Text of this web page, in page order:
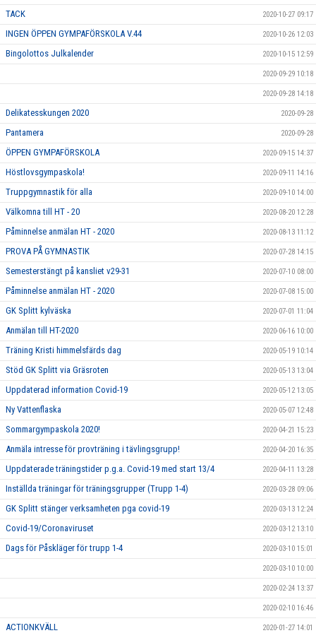
TACK 2020-10-27 09:17
INGEN ÖPPEN GYMPAFÖRSKOLA V.44 2020-10-26 12:03
Bingolottos Julkalender 2020-10-15 12:59
2020-09-29 10:18
2020-09-28 14:18
Delikatesskungen 2020 2020-09-28
Pantamera 2020-09-28
ÖPPEN GYMPAFÖRSKOLA 2020-09-15 14:37
Höstlovsgympaskola! 2020-09-11 14:16
Truppgymnastik för alla 2020-09-10 14:00
Välkomna till HT - 20 2020-08-20 12:28
Påminnelse anmälan HT - 2020 2020-08-13 11:12
PROVA PÅ GYMNASTIK 2020-07-28 14:15
Semesterstängt på kansliet v29-31 2020-07-10 08:00
Påminnelse anmälan HT - 2020 2020-07-08 15:00
GK Splitt kylväska 2020-07-01 11:04
Anmälan till HT-2020 2020-06-16 10:00
Träning Kristi himmelsfärds dag 2020-05-19 10:14
Stöd GK Splitt via Gräsroten 2020-05-13 13:04
Uppdaterad information Covid-19 2020-05-12 13:05
Ny Vattenflaska 2020-05-07 12:48
Sommargympaskola 2020! 2020-04-21 15:23
Anmäla intresse för provträning i tävlingsgrupp! 2020-04-20 16:35
Uppdaterade träningstider p.g.a. Covid-19 med start 13/4 2020-04-11 13:28
Inställda träningar för träningsgrupper (Trupp 1-4) 2020-03-28 09:06
GK Splitt stänger verksamheten pga covid-19 2020-03-13 12:24
Covid-19/Coronaviruset 2020-03-12 13:10
Dags för Påskläger för trupp 1-4 2020-03-10 15:01
2020-03-10 10:00
2020-02-24 13:37
2020-02-10 16:46
ACTIONKVÄLL 2020-01-27 14:01